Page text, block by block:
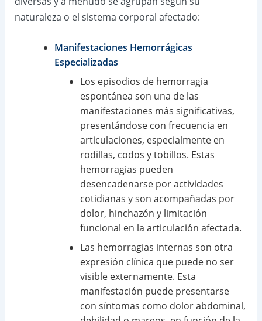
naturaleza o el sistema corporal afectado:
Manifestaciones Hemorrágicas
Especializadas
Los episodios de hemorragia
espontánea son una de las
manifestaciones más significativas,
presentándose con frecuencia en
articulaciones, especialmente en
rodillas, codos y tobillos. Estas
hemorragias pueden
desencadenarse por actividades
cotidianas y son acompañadas por
dolor, hinchazón y limitación
funcional en la articulación afectada.
Las hemorragias internas son otra
expresión clínica que puede no ser
visible externamente. Esta
manifestación puede presentarse
con síntomas como dolor abdominal,